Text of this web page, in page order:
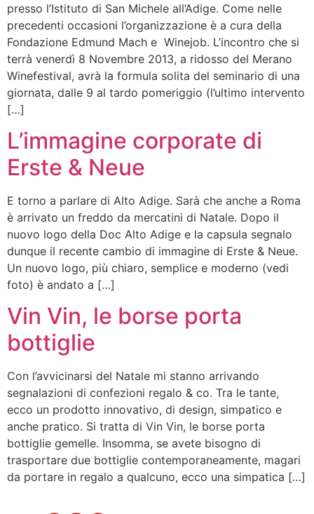
presso l’Istituto di San Michele all’Adige. Come nelle
precedenti occasioni l’organizzazione è a cura della
Fondazione Edmund Mach e Winejob. L’incontro che si
terrà venerdì 8 Novembre 2013, a ridosso del Merano
Winefestival, avrà la formula solita del seminario di una
giornata, dalle 9 al tardo pomeriggio (l’ultimo intervento
[…]
L’immagine corporate di
Erste & Neue
E torno a parlare di Alto Adige. Sarà che anche a Roma
è arrivato un freddo da mercatini di Natale. Dopo il
nuovo logo della Doc Alto Adige e la capsula segnalo
dunque il recente cambio di immagine di Erste & Neue.
Un nuovo logo, più chiaro, semplice e moderno (vedi
foto) è andato a […]
Vin Vin, le borse porta
bottiglie
Con l’avvicinarsi del Natale mi stanno arrivando
segnalazioni di confezioni regalo & co. Tra le tante,
ecco un prodotto innovativo, di design, simpatico e
anche pratico. Si tratta di Vin Vin, le borse porta
bottiglie gemelle. Insomma, se avete bisogno di
trasportare due bottiglie contemporaneamente, magari
da portare in regalo a qualcuno, ecco una simpatica […]